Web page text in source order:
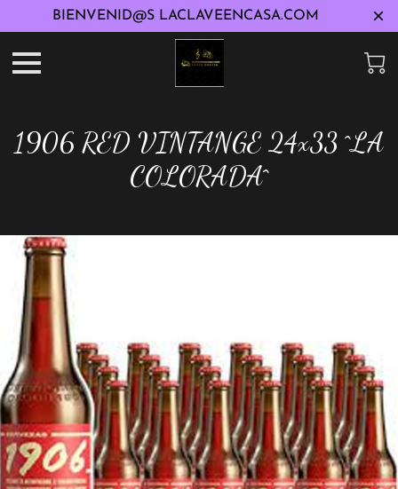
BIENVENID@S LACLAVEENCASA.COM
1906 RED VINTANGE 24x33 ^LA
COLORADA^